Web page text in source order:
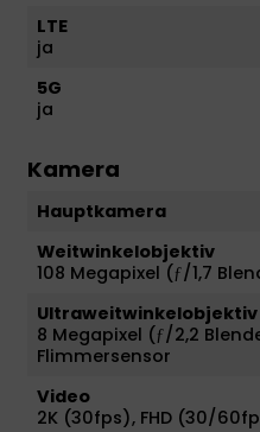
LTE
ja
5G
ja
Kamera
Hauptkamera
Weitwinkelobjektiv
108 Megapixel (ƒ/1,7
Ultraweitwinkelobjektiv
8 Megapixel (ƒ/2,2
Flimmersensor
Video
2K (30fps), FHD (30/